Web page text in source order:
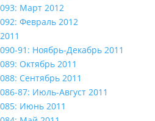
093: Март 2012
092: Февраль 2012
2011
090-91: Ноябрь-Декабрь 2011
089: Октябрь 2011
088: Сентябрь 2011
086-87: Июль-Август 2011
085: Июнь 2011